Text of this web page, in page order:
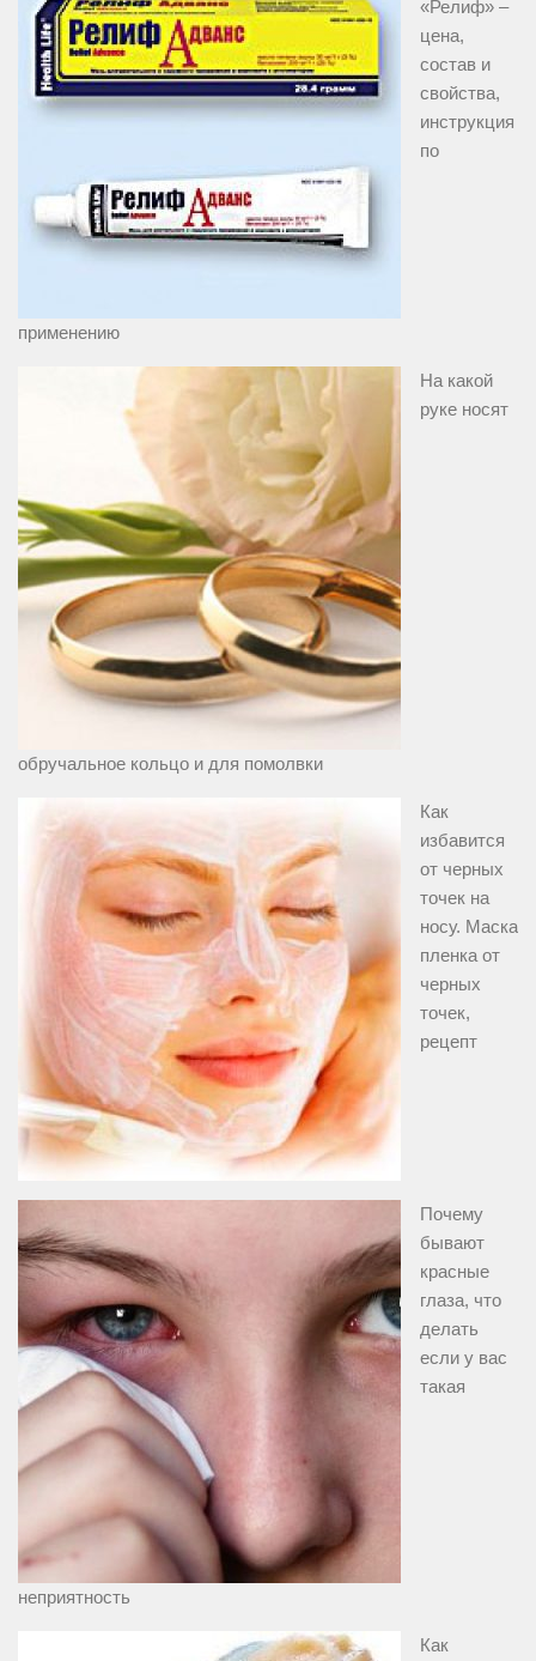
«Релиф» –
цена,
состав и
свойства,
инструкция
по
применению
На какой
руке носят
обручальное кольцо и для помолвки
Как
избавится
от черных
точек на
носу. Маска
пленка от
черных
точек,
рецепт
Почему
бывают
красные
глаза, что
делать
если у вас
такая
неприятность
Как